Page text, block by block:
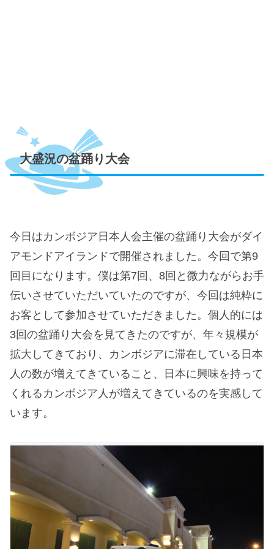
大盛況の盆踊り大会
今日はカンボジア日本人会主催の盆踊り大会がダイ
アモンドアイランドで開催されました。今回で第9
回目になります。僕は第7回、8回と微力ながらお手
伝いさせていただいていたのですが、今回は純粋に
お客として参加させていただきました。個人的には
3回の盆踊り大会を見てきたのですが、年々規模が
拡大してきており、カンボジアに滞在している日本
人の数が増えてきていること、日本に興味を持って
くれるカンボジア人が増えてきているのを実感して
います。